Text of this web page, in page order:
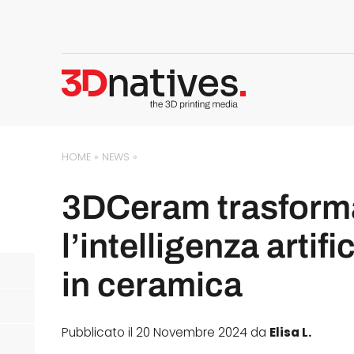
HOME » NEWS »
3DCeram
l’intelligenza
in ceramica
Pubblicato il 20 Novembre 2024 da Elisa L.